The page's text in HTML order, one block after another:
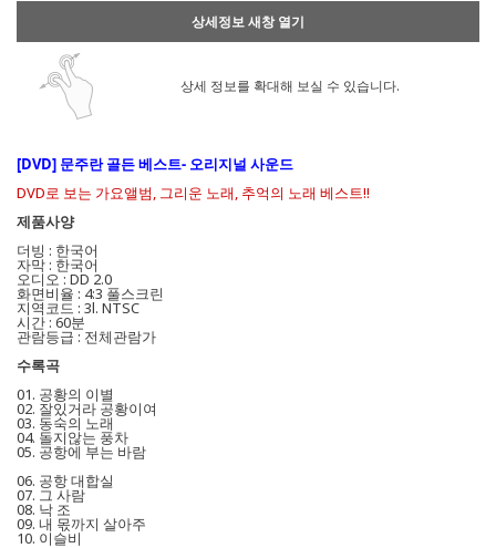
상세정보 새창 열기
상세 정보를 확대해 보실 수 있습니다.
[DVD] 문주란 골든 베스트- 오리지널 사운드
DVD로 보는 가요앨범, 그리운 노래, 추억의 노래 베스트!!
제품사양
더빙 : 한국어
자막 : 한국어
오디오 : DD 2.0
화면비율 : 4:3 풀스크린
지역코드 : 3l. NTSC
시간 : 60분
관람등급 : 전체관람가
수록곡
01. 공황의 이별
02. 잘있거라 공황이여
03. 동숙의 노래
04. 돌지않는 풍차
05. 공항에 부는 바람
06. 공항 대합실
07. 그 사람
08. 낙 조
09. 내 몫까지 살아주
10. 이슬비